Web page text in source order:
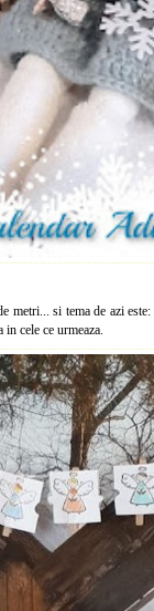
metri... si tema de azi este:
cele ce urmeaza.